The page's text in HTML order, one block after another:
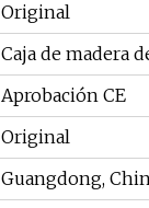
Original
Caja de madera
Aprobación CE
Original
Guangdong,